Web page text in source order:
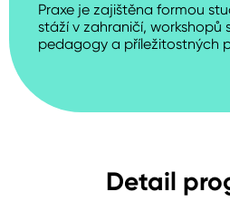
Praxe je zajištěna formou
stáží v zahraničí, workshopů
pedagogy a příležitostných
Detail